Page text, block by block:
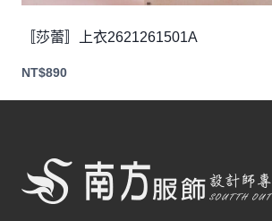
〚莎蕾〛上衣2621261501A
NT$890